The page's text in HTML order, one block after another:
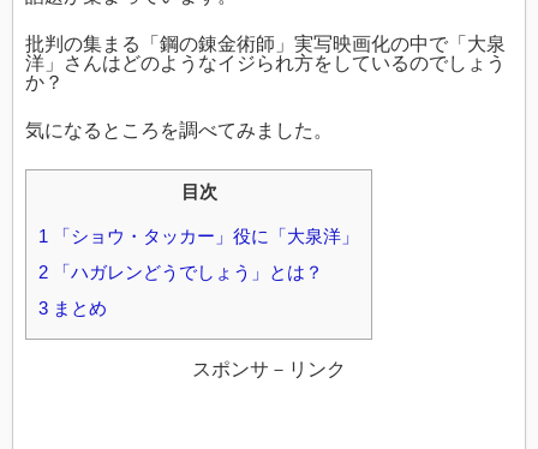
批判の集まる「鋼の錬金術師」実写映画化の中で「大泉
洋」さんはどのようなイジられ方をしているのでしょう
か？
気になるところを調べてみました。
目次
1 「ショウ・タッカー」役に「大泉洋」
2 「ハガレンどうでしょう」とは？
3 まとめ
スポンサ－リンク